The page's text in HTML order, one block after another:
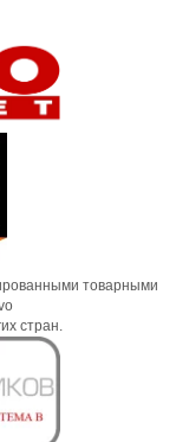
товарными
стран.